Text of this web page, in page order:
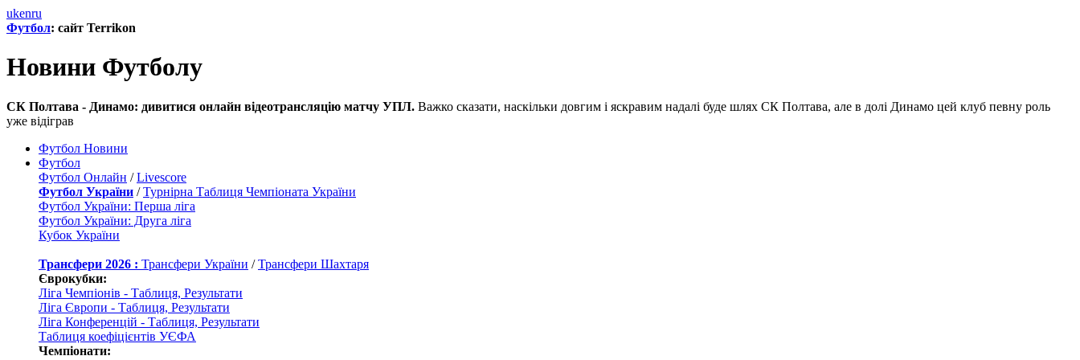
ukenru
Футбол: сайт Terrikon
Новини Футболу
СК Полтава - Динамо: дивитися онлайн відеотрансляцію матчу УПЛ. Важко сказати, наскільки довгим і яскравим надалі буде шлях СК Полтава, але в долі Динамо цей клуб певну роль
уже відіграв
Футбол Новини
Футбол
Футбол Онлайн /Livescore
Футбол України /Турнірна Таблиця Чемпіоната України
Футбол України: Перша ліга
Футбол України: Друга ліга
Кубок України
Трансфери 2026 : Трансфери України /Трансфери Шахтаря
Єврокубки:
Ліга Чемпіонів - Таблиця, Результати
Ліга Європи - Таблиця, Результати
Ліга Конференцій - Таблиця, Результати
Таблиця коефіцієнтів УЄФА
Чемпіонати: